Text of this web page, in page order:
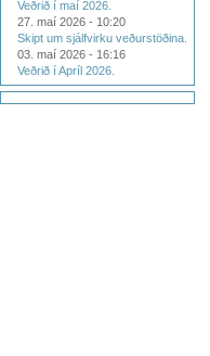
Veðrið í maí 2026.
27. maí 2026 - 10:20
Skipt um sjálfvirku veðurstöðina.
03. maí 2026 - 16:16
Veðrið í Apríl 2026.